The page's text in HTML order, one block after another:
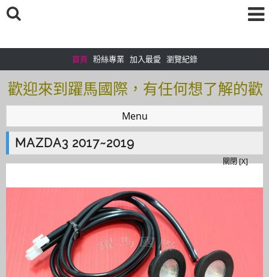
首頁 粉絲專業 加入最愛 瀏覽紀錄
歡迎來到躍馬國際，有任何想了解的歡
迎加入＠官方帳號：＠tof5459i 聯繫電
話0925166083
歡迎來到躍馬國際，有任何想了解的歡
話0925166083
Menu
MAZDA3 2017~2019
關閉 [X]